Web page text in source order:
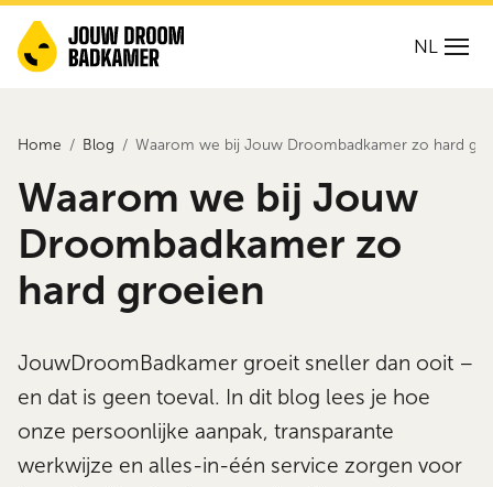
NL
Home Blog Waarom we bij Jouw Droombadkamer zo hard
Waarom we bij Jouw
Droombadkamer zo
hard groeien
JouwDroomBadkamer groeit sneller dan ooit –
en dat is geen toeval. In dit blog lees je hoe
onze persoonlijke aanpak, transparante
werkwijze en alles-in-één service zorgen voor